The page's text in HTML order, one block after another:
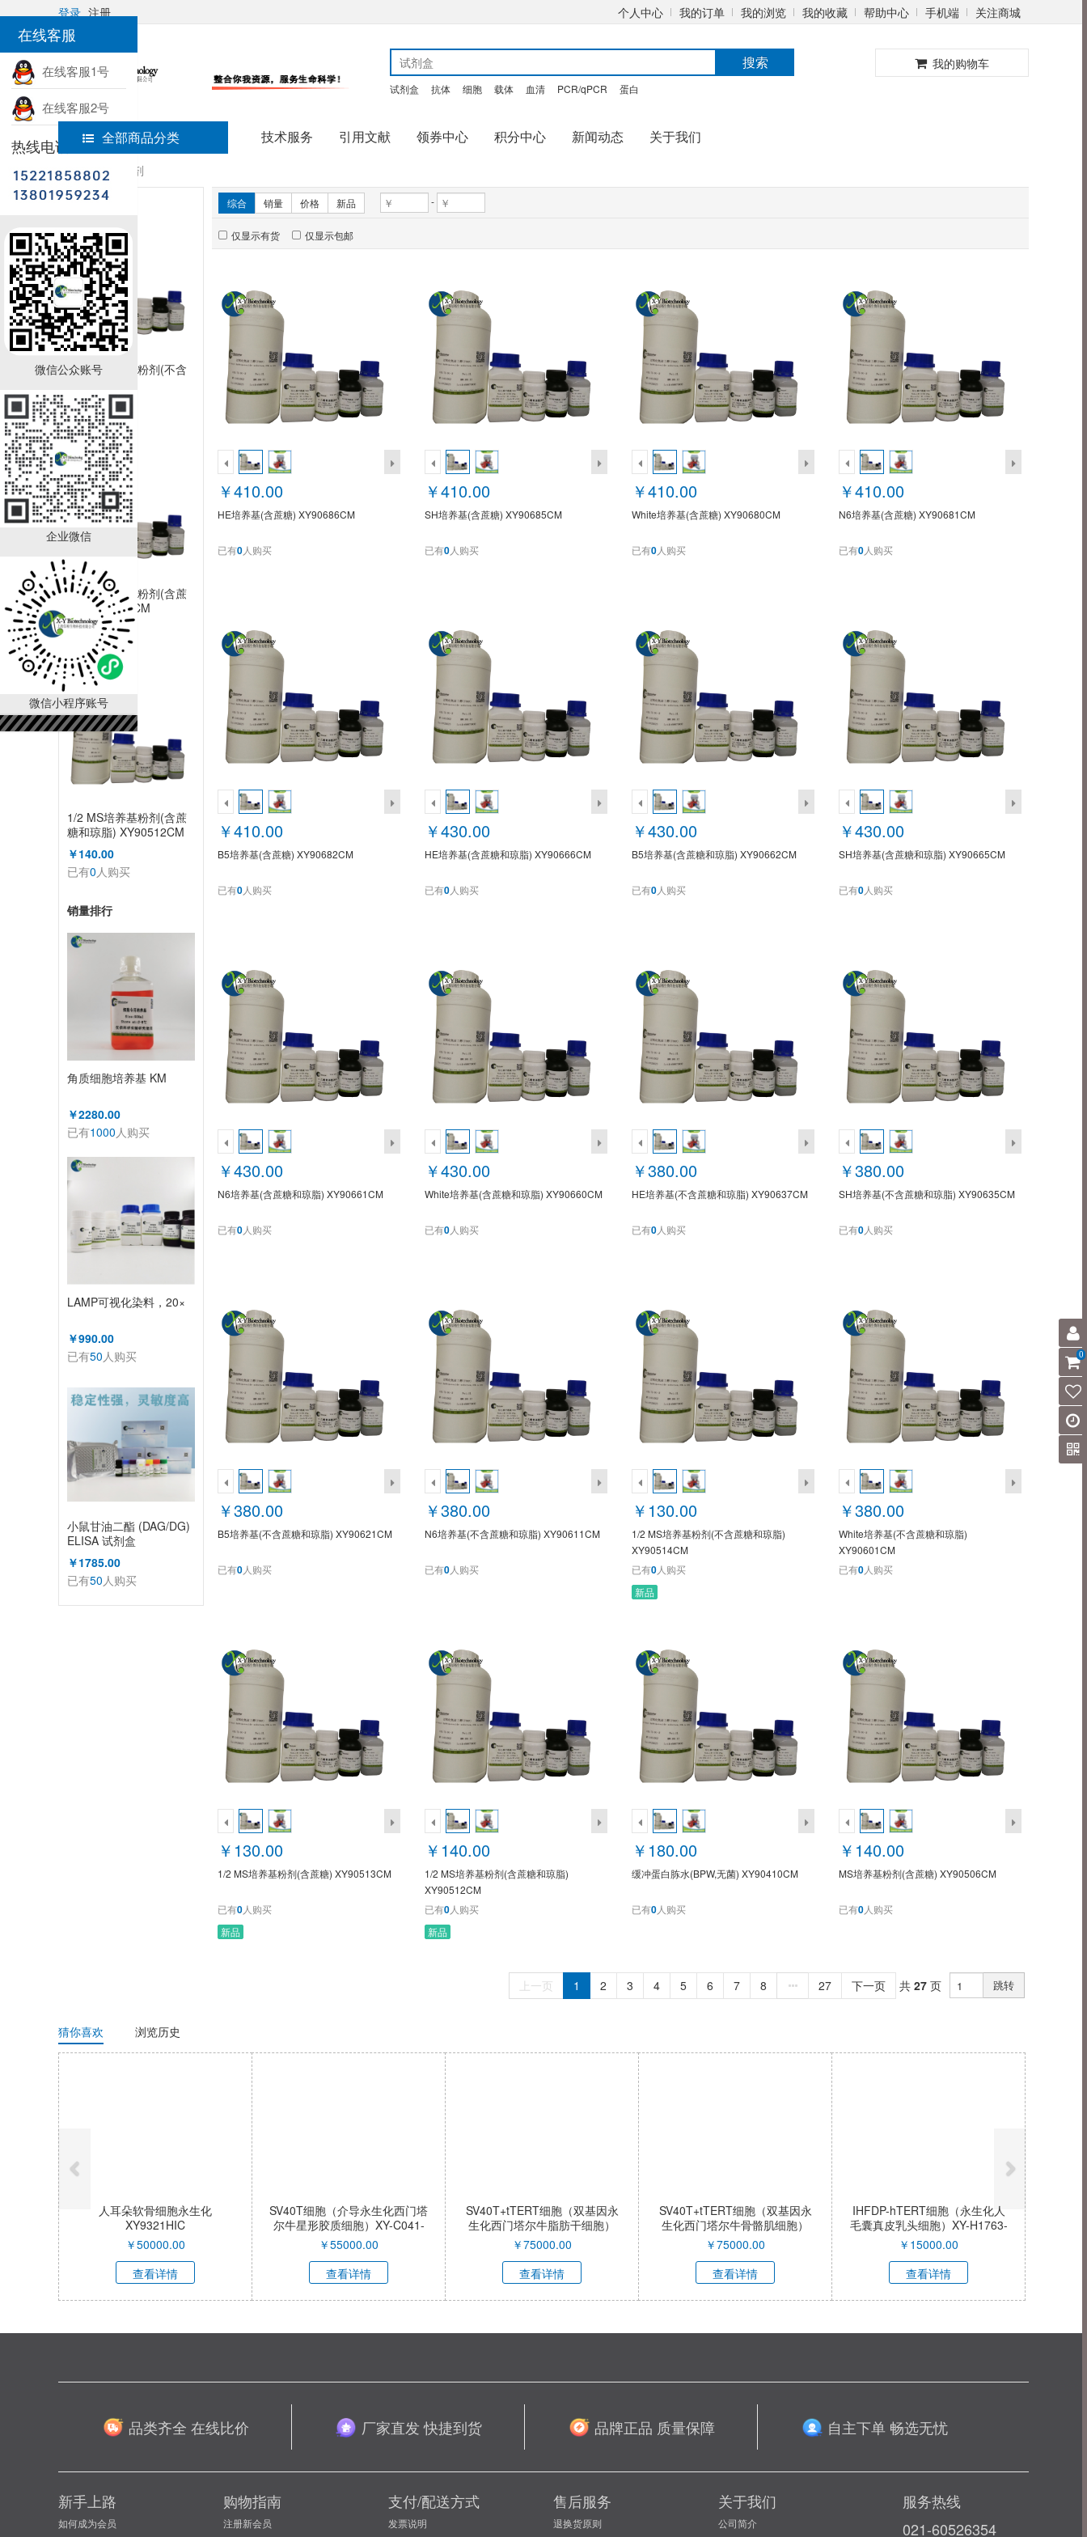
在线客服
在线客服1号
在线客服2号
热线电话
微信公众账号
企业微信
微信小程序账号
登录 注册 个人中心 我的订单 我的浏览 我的收藏 帮助中心 手机端 关注商城
搜索
试剂盒 抗体 细胞 载体 血清 PCR/qPCR 蛋白
我的购物车
全部商品分类 技术服务 引用文献 领券中心 积分中心 新闻动态 关于我们
首页
实验试剂
新品推荐
1/2 MS培养基粉剂(不含
XY90514CM
￥130.00
已有0人购买
1/2 MS培养基粉剂(含蔗
糖) XY90513CM
￥130.00
0人购买
1/2 MS培养基粉剂(含蔗
糖和琼脂) XY90512CM
￥140.00
已有0人购买
销量排行
角质细胞培养基 KM
￥2280.00
已有1000人购买
LAMP可视化染料，20×
￥990.00
已有50人购买
小鼠甘油二酯 (DAG/DG)
ELISA 试剂盒
￥1785.00
已有50人购买
综合 销量 价格 新品 -
仅显示有货 仅显示包邮
￥410.00
HE培养基(含蔗糖) XY90686CM
已有0人购买
￥410.00
SH培养基(含蔗糖) XY90685CM
已有0人购买
￥410.00
White培养基(含蔗糖) XY90680CM
已有0人购买
￥410.00
N6培养基(含蔗糖) XY90681CM
已有0人购买
￥410.00
B5培养基(含蔗糖) XY90682CM
已有0人购买
￥430.00
HE培养基(含蔗糖和琼脂) XY90666CM
已有0人购买
￥430.00
B5培养基(含蔗糖和琼脂) XY90662CM
已有0人购买
￥430.00
SH培养基(含蔗糖和琼脂) XY90665CM
已有0人购买
￥430.00
N6培养基(含蔗糖和琼脂) XY90661CM
已有0人购买
￥430.00
White培养基(含蔗糖和琼脂) XY90660CM
已有0人购买
￥380.00
HE培养基(不含蔗糖和琼脂) XY90637CM
已有0人购买
￥380.00
SH培养基(不含蔗糖和琼脂) XY90635CM
已有0人购买
￥380.00
B5培养基(不含蔗糖和琼脂) XY90621CM
已有0人购买
￥380.00
N6培养基(不含蔗糖和琼脂) XY90611CM
已有0人购买
￥130.00
1/2 MS培养基粉剂(不含蔗糖和琼脂)
XY90514CM
已有0人购买
新品
￥380.00
White培养基(不含蔗糖和琼脂)
XY90601CM
已有0人购买
￥130.00
1/2 MS培养基粉剂(含蔗糖) XY90513CM
已有0人购买
新品
￥140.00
1/2 MS培养基粉剂(含蔗糖和琼脂)
XY90512CM
已有0人购买
新品
￥180.00
缓冲蛋白胨水(BPW,无菌) XY90410CM
已有0人购买
￥140.00
MS培养基粉剂(含蔗糖) XY90506CM
已有0人购买
上一页 1 2 3 4 5 6 7 8 27 下一页 共 27 页 跳转
猜你喜欢 浏览历史
人耳朵软骨细胞永生化
XY9321HIC
￥50000.00
查看详情
SV40T细胞（介导永生化西门塔
尔牛星形胶质细胞）XY-C041-
QI
￥55000.00
查看详情
SV40T+tTERT细胞（双基因永
生化西门塔尔牛脂肪干细胞）
XY-C040-QI
￥75000.00
查看详情
SV40T+tTERT细胞（双基因永
生化西门塔尔牛骨骼肌细胞）
XY-C039-QI
￥75000.00
查看详情
IHFDP-hTERT细胞（永生化人
毛囊真皮乳头细胞）XY-H1763-
QI
￥ 15000.00
查看详情
品类齐全 在线比价 厂家直发 快捷到货 品牌正品 质量保障 自主下单 畅选无忧
新手上路
如何成为会员
购物指南
注册新会员
支付/配送方式
发票说明
售后服务
退换货原则
关于我们
公司简介
服务热线
021-60526354
0